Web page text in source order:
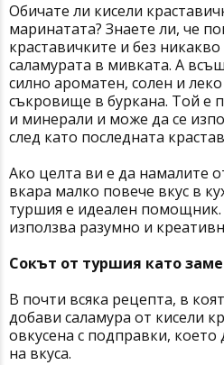
Обичате ли кисели
маринатата? Знаете ли, че
краставичките и без
саламурата в мивката. А
силно ароматен, солен и
съкровище в буркана. Той е
и минерали и може да се
след като последната
Ако целта ви е да намалите
вкара малко повече вкус в
туршия е идеален помощник.
използва разумно и
Сокът от туршия като
В почти всяка рецепта, в
добави саламура от кисели
овкусена с подправки,
на вкуса.